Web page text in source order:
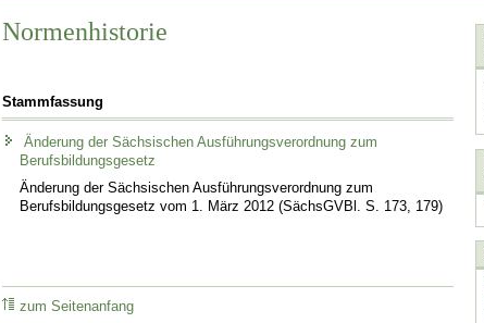
Normenhistorie
Stammfassung
Änderung der Sächsischen Ausführungsverordnung zum
Berufsbildungsgesetz
Änderung der Sächsischen Ausführungsverordnung zum
Berufsbildungsgesetz vom 1. März 2012 (SächsGVBl. S. 173, 179)
zum Seitenanfang